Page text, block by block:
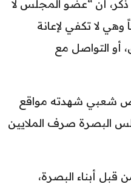
ذكر، أن “عضو المجلس لا
وهي لا تكفي لإعانة
أو التواصل مع
شعبي شهدته مواقع
البصرة صرف الملايين
قبل أبناء البصرة،